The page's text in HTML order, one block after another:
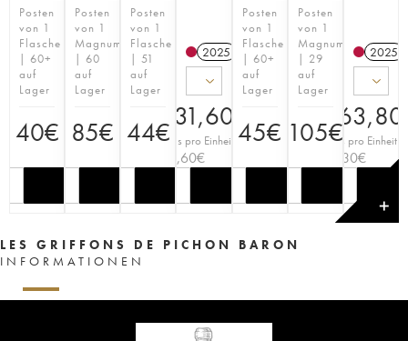
Posten
von 1
Flasche
| 60+
auf
Lager
40€
Posten
von 1
Magnum
| 60
auf
Lager
85€
Posten
von 1
Flasche
| 51
auf
Lager
44€
2025 T
231,60 €
Preis pro Einheit
38,60€
Posten
von 1
Flasche
| 60+
auf
Lager
45€
Posten
von 1
Magnum
| 29
auf
Lager
105€
2025
463,80
Preis pro Einheit
77,30€
✕
LES GRIFFONS DE PICHON BARON
INFORMATIONEN